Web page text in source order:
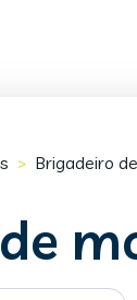
> Brigadeiro